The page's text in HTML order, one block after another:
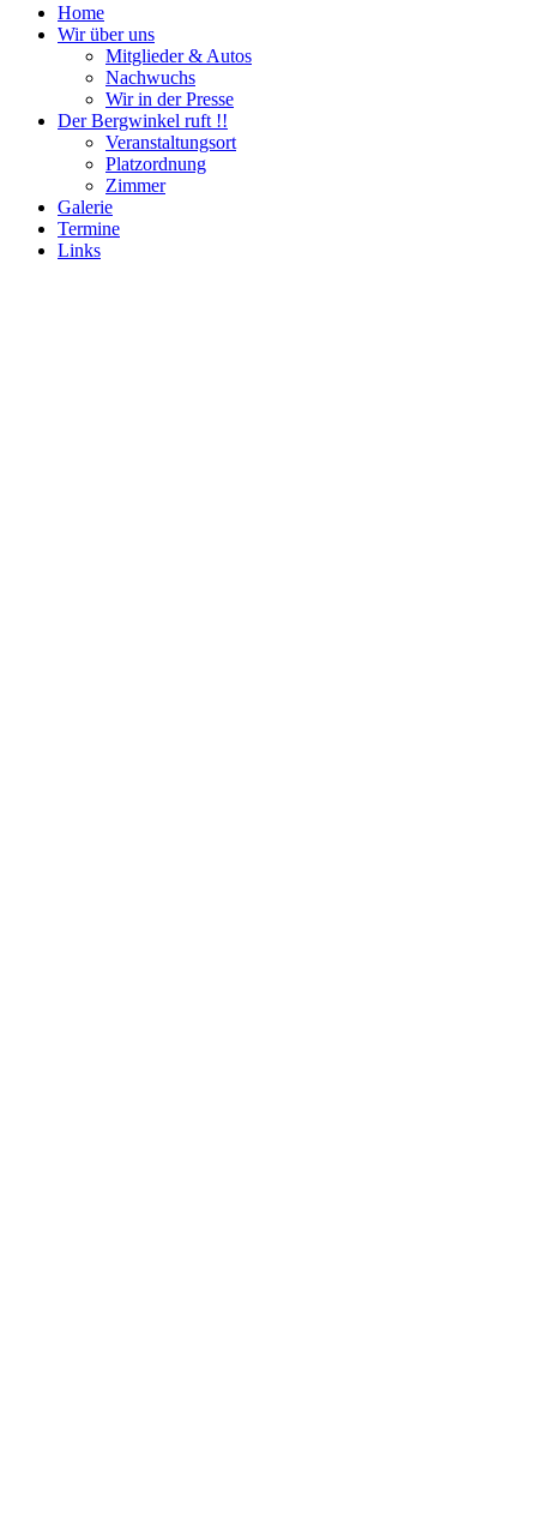
Home
Wir über uns
Mitglieder & Autos
Nachwuchs
Wir in der Presse
Der Bergwinkel ruft !!
Veranstaltungsort
Platzordnung
Zimmer
Galerie
Termine
Links